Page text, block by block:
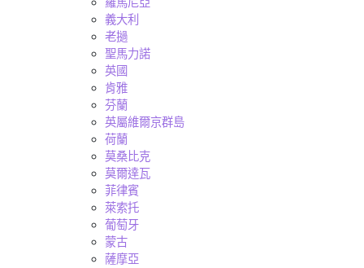
義大利
老撾
聖馬力諾
英國
肯雅
芬蘭
英屬維爾京群島
荷蘭
莫桑比克
莫爾達瓦
菲律賓
萊索托
葡萄牙
蒙古
薩摩亞